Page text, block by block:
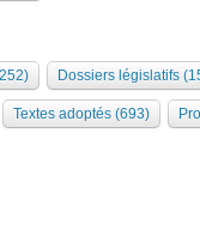
Dossiers législatifs
Textes adoptés (693)